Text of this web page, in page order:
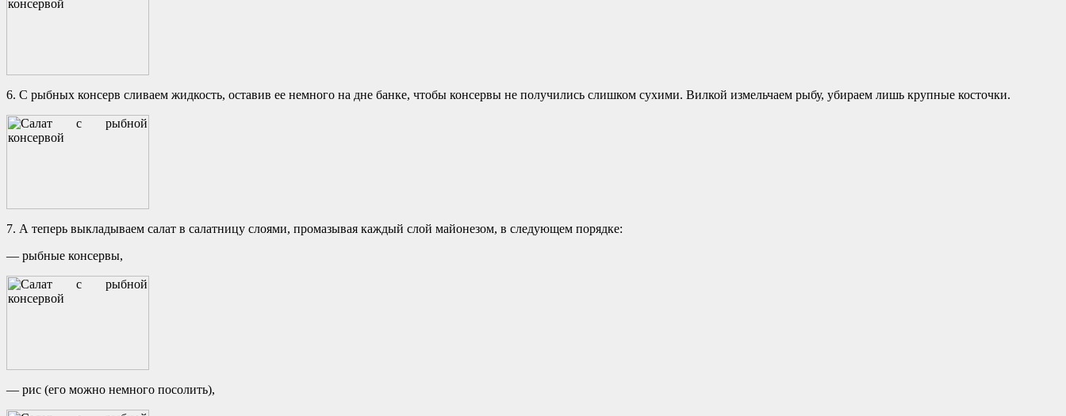
6. С рыбных консерв сливаем жидкость, оставив ее немного на дне банке, чтобы консервы не получились слишком сухими. Вилкой измельчаем рыбу, убираем лишь крупные косточки.
7. А теперь выкладываем салат в салатницу слоями, промазывая каждый слой майонезом, в следующем порядке:
— рыбные консервы,
— рис (его можно немного посолить),